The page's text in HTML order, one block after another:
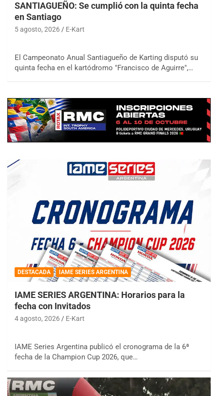
SANTIAGUEÑO: Se cumplió con la quinta fecha
en Santiago
5 agosto, 2026 E-Kart
El Campeonato Anual Santiagueño de Karting disputó su
quinta fecha en el kartódromo "Francisco de Aguirre",…
DESTACADA IAME SERIES ARGENTINA
IAME SERIES ARGENTINA: Horarios para la
fecha con Invitados
4 agosto, 2026 E-Kart
IAME Series Argentina publicó el cronograma de la 6ª
fecha de la Champion Cup 2026, que…